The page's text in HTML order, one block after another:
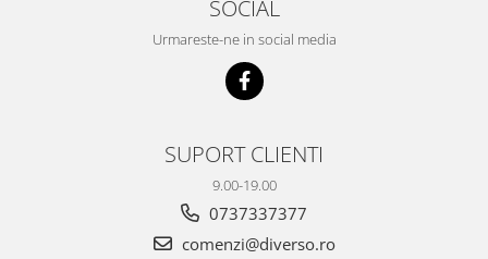
SOCIAL
Urmareste-ne in social media
SUPORT CLIENTI
9.00-19.00
0737337377
comenzi@diverso.ro